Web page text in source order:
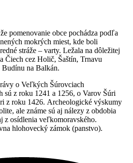
pomenovanie obce pochádza podľa
mokrých miest, kde boli
stráže – varty. Ležala na dôležitej
Čiech cez Holič, Šaštín, Trnavu
na Balkán.
o Veľkých Šúrovciach
sú z roku 1241 a 1256, o Varov Šúri
z roku 1426. Archeologické výskumy
ale známe sú aj nálezy z obdobia
z osídlenia veľkomoravského.
hlohovecký zámok (panstvo).